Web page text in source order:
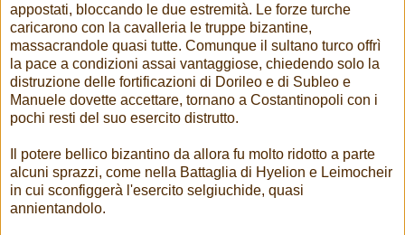
appostati, bloccando le due estremità. Le forze turche
caricarono con la cavalleria le truppe bizantine,
massacrandole quasi tutte. Comunque il sultano turco offrì
la pace a condizioni assai vantaggiose, chiedendo solo la
distruzione delle fortificazioni di Dorileo e di Subleo e
Manuele dovette accettare, tornano a Costantinopoli con i
pochi resti del suo esercito distrutto.
Il potere bellico bizantino da allora fu molto ridotto a parte
alcuni sprazzi, come nella Battaglia di Hyelion e Leimocheir
in cui sconfiggerà l'esercito selgiuchide, quasi
annientandolo.